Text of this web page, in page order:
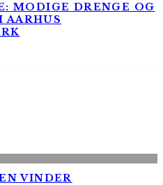
MODIGE DRENGE OG
AARHUS
VINDER